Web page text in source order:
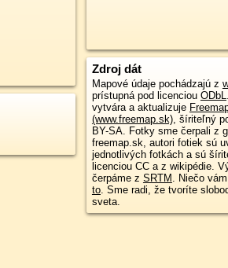
Zdroj dát
Mapové údaje pochádzajú z
prístupná pod licenciou ODbL
vytvára a aktualizuje
(www.freemap.sk), šíriteľný
BY-SA. Fotky sme čerpali z
freemap.sk, autori fotiek sú
jednotlivých fotkách a sú
licenciou CC a z wikipédie.
čerpáme z SRTM . Niečo
to. Sme radi, že tvoríte
sveta.